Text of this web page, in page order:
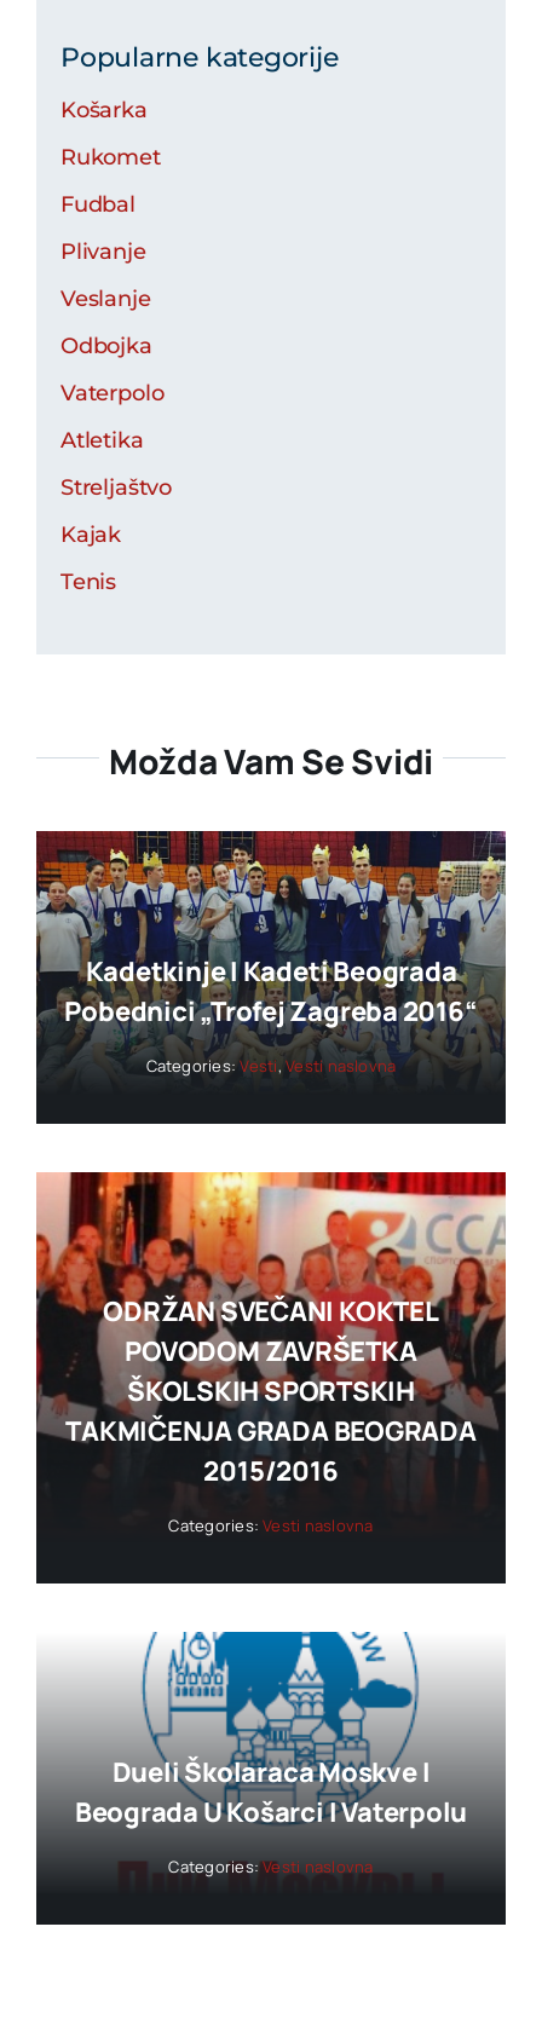
Popularne kategorije
Košarka
Rukomet
Fudbal
Plivanje
Veslanje
Odbojka
Vaterpolo
Atletika
Streljaštvo
Kajak
Tenis
Možda Vam Se Svidi
Kadetkinje I Kadeti Beograda
Pobednici „trofej Zagreba 2016“
Categories:Vesti,Vesti naslovna
ODRŽAN SVEČANI KOKTEL
POVODOM ZAVRŠETKA
ŠKOLSKIH SPORTSKIH
TAKMIČENJA GRADA BEOGRADA
2015/2016
Categories:Vesti naslovna
Dueli Školaraca Moskve I
Beograda U Košarci I Vaterpolu
Categories:Vesti naslovna